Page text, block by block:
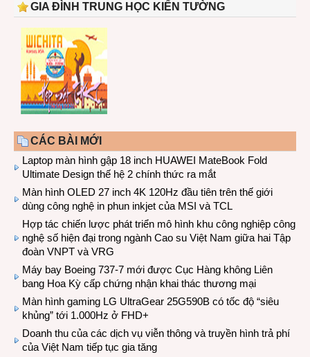
GIA ĐÌNH TRUNG HỌC KIẾN TƯỜNG
CÁC BÀI MỚI
Laptop màn hình gập 18 inch HUAWEI MateBook Fold
Ultimate Design thế hệ 2 chính thức ra mắt
Màn hình OLED 27 inch 4K 120Hz đầu tiên trên thế giới
dùng công nghệ in phun inkjet của MSI và TCL
Hợp tác chiến lược phát triển mô hình khu công nghiệp công
nghệ số hiện đại trong ngành Cao su Việt Nam giữa hai Tập
đoàn VNPT và VRG
Máy bay Boeing 737-7 mới được Cục Hàng không Liên
bang Hoa Kỳ cấp chứng nhận khai thác thương mại
Màn hình gaming LG UltraGear 25G590B có tốc độ “siêu
khủng” tới 1.000Hz ở FHD+
Doanh thu của các dịch vụ viễn thông và truyền hình trả phí
của Việt Nam tiếp tục gia tăng